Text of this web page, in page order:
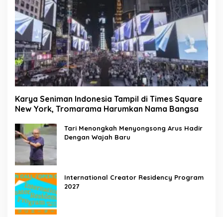
Karya Seniman Indonesia Tampil di Times Square
New York, Tromarama Harumkan Nama Bangsa
Tari Menongkah Menyongsong Arus Hadir
Dengan Wajah Baru
International Creator Residency Program
2027